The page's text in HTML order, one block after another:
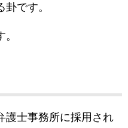
です。
護士事務所に採用され